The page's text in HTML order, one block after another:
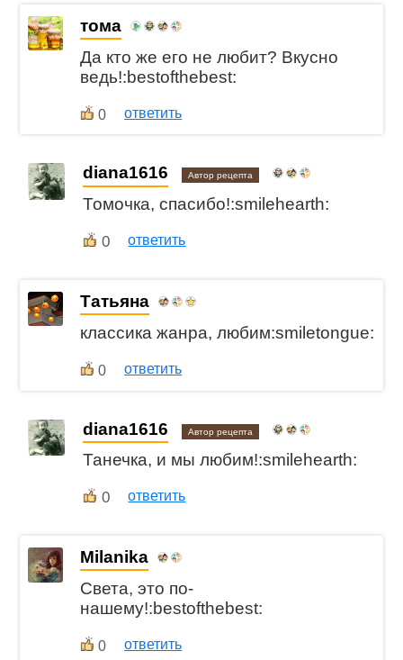
тома
Да кто же его не любит? Вкусно
ведь!:bestofthebest:
0 ответить
diana1616 Автор рецепта
Томочка, спасибо!:smilehearth:
0 ответить
Татьяна
классика жанра, любим:smiletongue:
0 ответить
diana1616 Автор рецепта
Танечка, и мы любим!:smilehearth:
0 ответить
Milanika
Света, это по-
нашему!:bestofthebest:
0 ответить